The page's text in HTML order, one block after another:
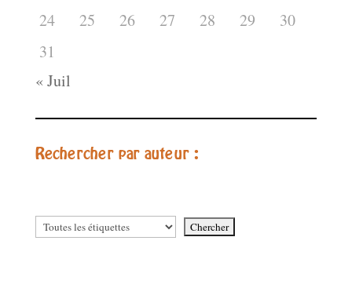
24
25 26 27 28 29
30
31
« Juil
Rechercher par auteur :